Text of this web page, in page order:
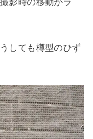
しても樽型のひず